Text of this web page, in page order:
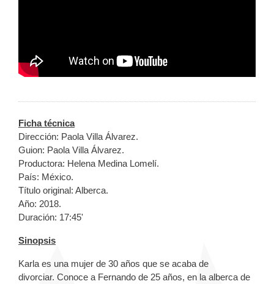
Ficha técnica
Dirección: Paola Villa Álvarez.
Guion: Paola Villa Álvarez.
Productora: Helena Medina Lomelí.
País: México.
Título original: Alberca.
Año: 2018.
Duración: 17:45'
Sinopsis
Karla es una mujer de 30 años que se acaba de
divorciar. Conoce a Fernando de 25 años, en la alberca de